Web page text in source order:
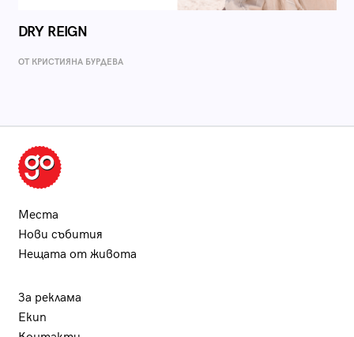
DRY REIGN
ОТ КРИСТИЯНА БУРДЕВА
Места
Нови събития
Нещата от живота
За реклама
Екип